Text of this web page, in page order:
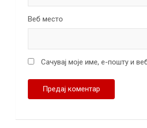
Веб место
Сачувај моје име, е-пошту и